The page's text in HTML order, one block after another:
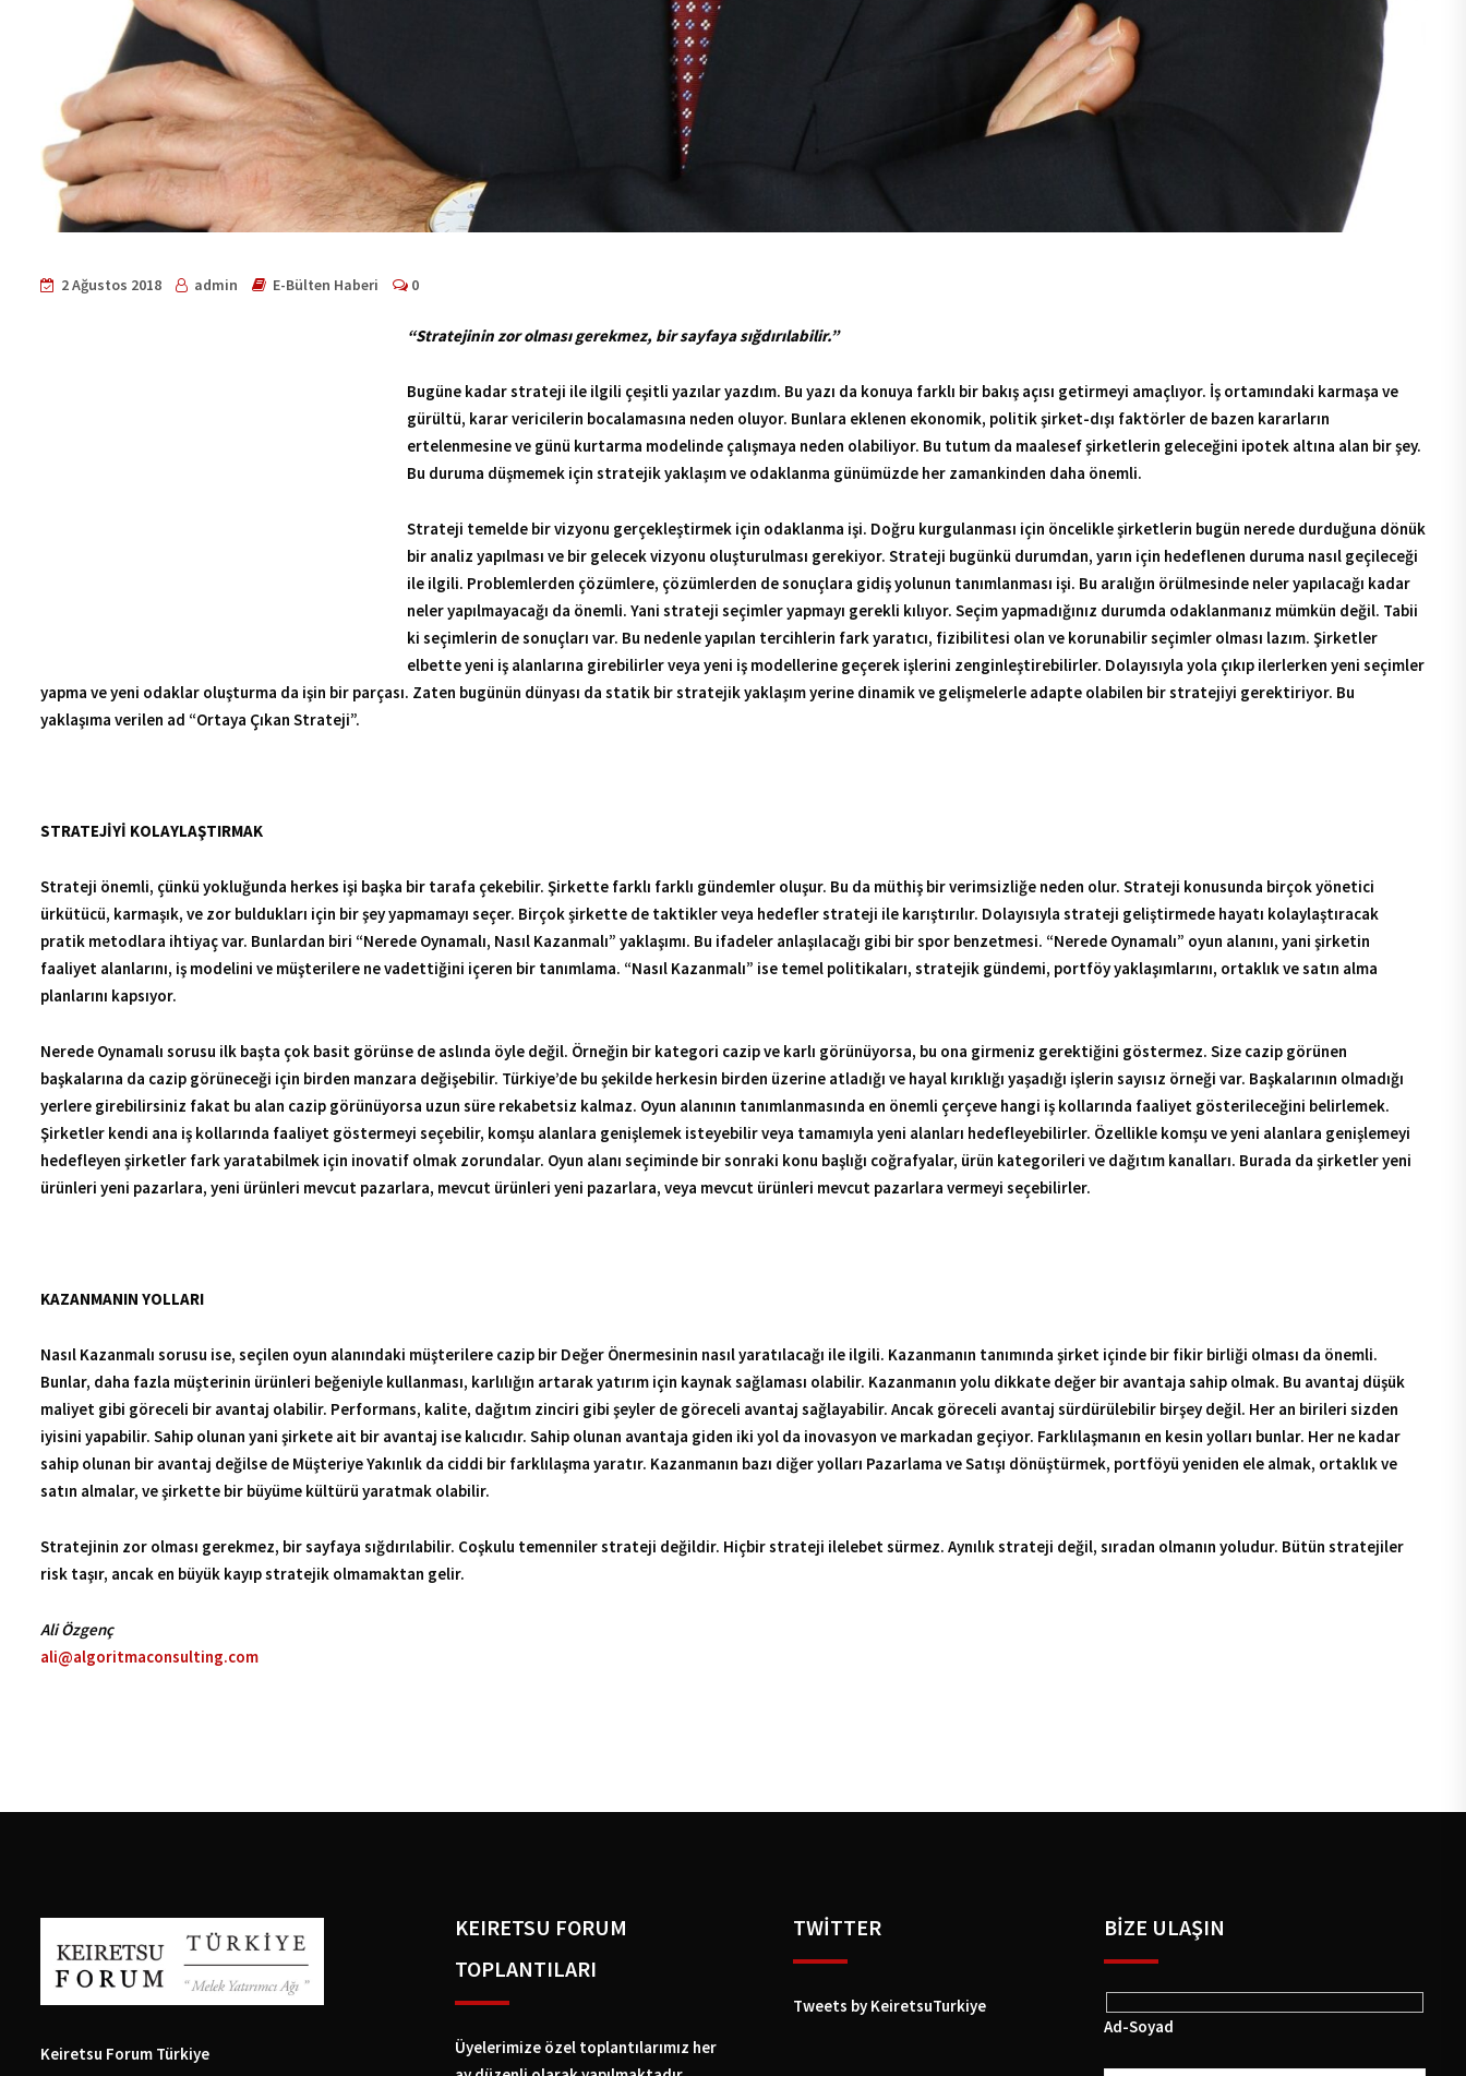
2 Ağustos 2018 admin E-Bülten Haberi 0
“Stratejinin zor olması gerekmez, bir sayfaya sığdırılabilir.”
Bugüne kadar strateji ile ilgili çeşitli yazılar yazdım. Bu yazı da konuya farklı bir bakış açısı getirmeyi amaçlıyor. İş ortamındaki karmaşa ve gürültü, karar vericilerin bocalamasına neden oluyor.
Bunlara eklenen ekonomik, politik şirket-dışı faktörler de bazen kararların ertelenmesine ve günü kurtarma modelinde çalışmaya neden olabiliyor. Bu tutum da maalesef şirketlerin geleceğini
ipotek altına alan bir şey. Bu duruma düşmemek için stratejik yaklaşım ve odaklanma günümüzde her zamankinden daha önemli.
oluşturulması gerekiyor. Strateji bugünkü durumdan, yarın için hedeflenen duruma nasıl geçileceği ile ilgili. Problemlerden çözümlere, çözümlerden de sonuçlara gidiş yolunun tanımlanması işi.
Bu aralığın örülmesinde neler yapılacağı kadar neler yapılmayacağı da önemli. Yani strateji seçimler yapmayı gerekli kılıyor. Seçim yapmadığınız durumda odaklanmanız mümkün değil. Tabii ki
seçimlerin de sonuçları var. Bu nedenle yapılan tercihlerin fark yaratıcı, fizibilitesi olan ve korunabilir seçimler olması lazım. Şirketler elbette yeni iş alanlarına girebilirler veya yeni iş
modellerine geçerek işlerini zenginleştirebilirler. Dolayısıyla yola çıkıp ilerlerken yeni seçimler yapma ve yeni odaklar oluşturma da işin bir parçası. Zaten bugünün dünyası da statik bir stratejik
yaklaşım yerine dinamik ve gelişmelerle adapte olabilen bir stratejiyi gerektiriyor. Bu yaklaşıma verilen ad “Ortaya Çıkan Strateji”.
ürkütücü, karmaşık, ve zor buldukları için bir şey yapmamayı seçer. Birçok şirkette de taktikler veya hedefler strateji ile karıştırılır. Dolayısıyla strateji geliştirmede hayatı kolaylaştıracak
faaliyet alanlarını, iş modelini ve müşterilere ne vadettiğini içeren bir tanımlama. “Nasıl Kazanmalı” ise temel politikaları, stratejik gündemi, portföy yaklaşımlarını, ortaklık ve satın alma
planlarını kapsıyor.
Nerede Oynamalı sorusu ilk başta çok basit görünse de aslında öyle değil. Örneğin bir kategori cazip ve karlı görünüyorsa, bu ona girmeniz gerektiğini göstermez. Size cazip görünen
başkalarına da cazip görüneceği için birden manzara değişebilir. Türkiye’de bu şekilde herkesin birden üzerine atladığı ve hayal kırıklığı yaşadığı işlerin sayısız örneği var. Başkalarının olmadığı
Şirketler kendi ana iş kollarında faaliyet göstermeyi seçebilir, komşu alanlara genişlemek isteyebilir veya tamamıyla yeni alanları hedefleyebilirler. Özellikle komşu ve yeni alanlara genişlemeyi
hedefleyen şirketler fark yaratabilmek için inovatif olmak zorundalar. Oyun alanı seçiminde bir sonraki konu başlığı coğrafyalar, ürün kategorileri ve dağıtım kanalları. Burada da şirketler yeni
ürünleri yeni pazarlara, yeni ürünleri mevcut pazarlara, mevcut ürünleri yeni pazarlara, veya mevcut ürünleri mevcut pazarlara vermeyi seçebilirler.
Bunlar, daha fazla müşterinin ürünleri beğeniyle kullanması, karlılığın artarak yatırım için kaynak sağlaması olabilir. Kazanmanın yolu dikkate değer bir avantaja sahip olmak. Bu avantaj düşük
iyisini yapabilir. Sahip olunan yani şirkete ait bir avantaj ise kalıcıdır. Sahip olunan avantaja giden iki yol da inovasyon ve markadan geçiyor. Farklılaşmanın en kesin yolları bunlar. Her ne kadar
sahip olunan bir avantaj değilse de Müşteriye Yakınlık da ciddi bir farklılaşma yaratır. Kazanmanın bazı diğer yolları Pazarlama ve Satışı dönüştürmek, portföyü yeniden ele almak, ortaklık ve
satın almalar, ve şirkette bir büyüme kültürü yaratmak olabilir.
Stratejinin zor olması gerekmez, bir sayfaya sığdırılabilir. Coşkulu temenniler strateji değildir. Hiçbir strateji ilelebet sürmez. Aynılık strateji değil, sıradan olmanın yoludur. Bütün stratejiler
risk taşır, ancak en büyük kayıp stratejik olmamaktan gelir.
Ali Özgenç
ali@algoritmaconsulting.com
Keiretsu Forum Türkiye
ZORLU CENTER Levazım
Üyelerimize özel toplantılarımız her
Tweets by KeiretsuTurkiye
Epostanız